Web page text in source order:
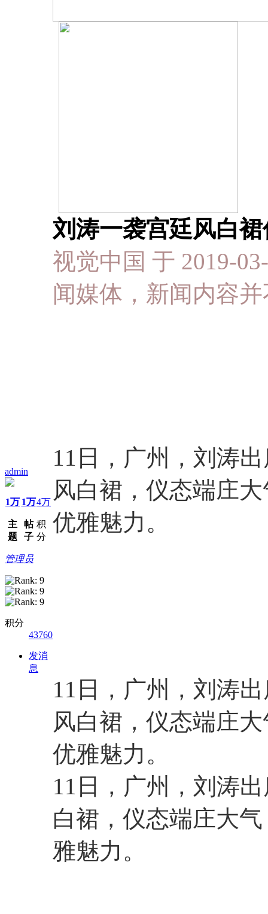
admin
1万
主
题
1万
帖
子
4万
积
分
管理员
积分
43760
发消
息
刘涛一袭宫廷风白
视觉中国 于 2019-
闻媒体，新闻内容
11日，广州，刘涛
风白裙，仪态端庄
优雅魅力。
11日，广州，刘涛
风白裙，仪态端庄
优雅魅力。
11日，广州，刘涛
白裙，仪态端庄大
雅魅力。